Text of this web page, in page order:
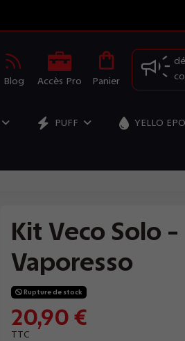
Blog Accès Pro Panier
PUFF YELLO
Kit Veco Solo -
Vaporesso
Rupture de stock
20,90 €
TTC